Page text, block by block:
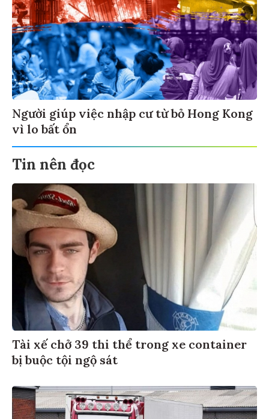
Người giúp việc nhập cư từ bỏ Hong Kong
vì lo bất ổn
Tin nên đọc
Tài xế chở 39 thi thể trong xe container
bị buộc tội ngộ sát